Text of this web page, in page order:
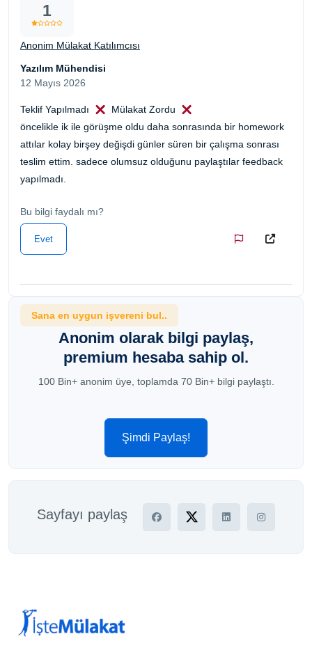
1
Anonim Mülakat Katılımcısı
Yazılım Mühendisi
12 Mayıs 2026
Teklif Yapılmadı
Mülakat Zordu
öncelikle ik ile görüşme oldu daha sonrasında bir homework
attılar kolay birşey değişdi günler süren bir çalışma sonrası
teslim ettim. sadece olumsuz olduğunu paylaştılar feedback
yapılmadı.
Bu bilgi faydalı mı?
Evet
Sana en uygun işvereni bul..
Anonim olarak bilgi paylaş,
premium hesaba sahip ol.
100 Bin+ anonim üye, toplamda 70 Bin+ bilgi paylaştı.
Şimdi Paylaş!
Sayfayı paylaş